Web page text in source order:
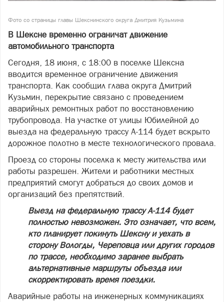
Фото со страницы главы Шекснинского округа Дмитрия Кузьмина
В Шексне временно ограничат движение
автомобильного транспорта
Сегодня, 18 июня, с 18:00 в поселке Шексна
вводится временное ограничение движения
транспорта. Как сообщил глава округа Дмитрий
Кузьмин, перекрытие связано с проведением
аварийных ремонтных работ по восстановлению
трубопровода. На участке от улицы Юбилейной до
выезда на федеральную трассу А-114 будет вскрыто
дорожное полотно в месте технологического провала.
Проезд со стороны поселка к месту жительства или
работы разрешен. Жители и работники местных
предприятий смогут добраться до своих домов и
организаций без препятствий.
Выезд на федеральную трассу А-114 будет
полностью невозможен. Это означает, что всем,
кто планирует покинуть Шексну и уехать в
сторону Вологды, Череповца или других городов
по трассе, необходимо заранее выбрать
альтернативные маршруты объезда или
скорректировать время поездки.
Аварийные работы на инженерных коммуникациях